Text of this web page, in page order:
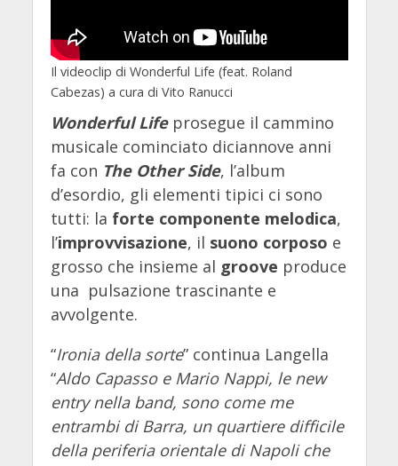
Il videoclip di Wonderful Life (feat. Roland
Cabezas) a cura di Vito Ranucci
Wonderful Life prosegue il cammino
musicale cominciato diciannove anni
fa con The Other Side, l’album
d’esordio, gli elementi tipici ci sono
tutti: la forte componente melodica,
l’improvvisazione, il suono corposo e
grosso che insieme al groove produce
una pulsazione trascinante e
avvolgente.
“Ironia della sorte” continua Langella
“Aldo Capasso e Mario Nappi, le new
entry nella band, sono come me
entrambi di Barra, un quartiere difficile
della periferia orientale di Napoli che